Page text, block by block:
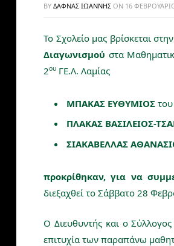
BY ΔΑΦΝΆΣ ΙΩΆΝΝΗΣ ON 16
Το Σχολείο μας βρίσκεται
Διαγωνισμού στα
2ου ΓΕ.Λ. Λαμίας
ΜΠΑΚΑΣ ΕΥΘΥΜΙΟΣ
ΠΛΑΚΑΣ ΒΑΣΙΛΕΙΟΣ-
ΣΙΑΚΑΒΕΛΛΑΣ
προκρίθηκαν, για να
διεξαχθεί το Σάββατο 28
Ο Διευθυντής και ο
επιτυχία των παραπάνω